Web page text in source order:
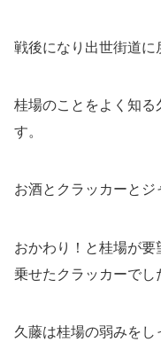
戦後になり出世街道に
桂場のことをよく知る
す。
お酒とクラッカーとジ
おかわり！と桂場が
乗せたクラッカーでし
久藤は桂場の弱みをし